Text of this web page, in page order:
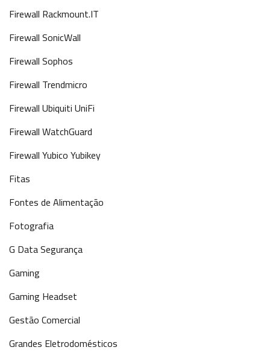
Firewall Rackmount.IT
Firewall SonicWall
Firewall Sophos
Firewall Trendmicro
Firewall Ubiquiti UniFi
Firewall WatchGuard
Firewall Yubico Yubikey
Fitas
Fontes de Alimentação
Fotografia
G Data Segurança
Gaming
Gaming Headset
Gestão Comercial
Grandes Eletrodomésticos